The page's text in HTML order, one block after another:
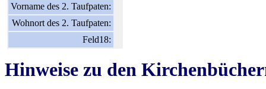
Vorname des 2. Taufpaten:
Wohnort des 2. Taufpaten:
Feld18:
Hinweise zu den